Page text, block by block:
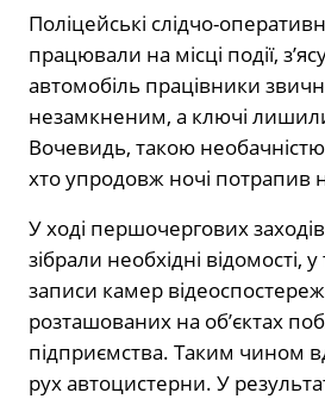
Поліцейські слідчо-
працювали на місці події,
автомобіль працівники
незамкненим, а ключі
Вочевидь, такою необачністю
хто упродовж ночі потрапив
У ході першочергових
зібрали необхідні відомості, у
записи камер
розташованих на об’єктах
підприємства. Таким чином
рух автоцистерни. У